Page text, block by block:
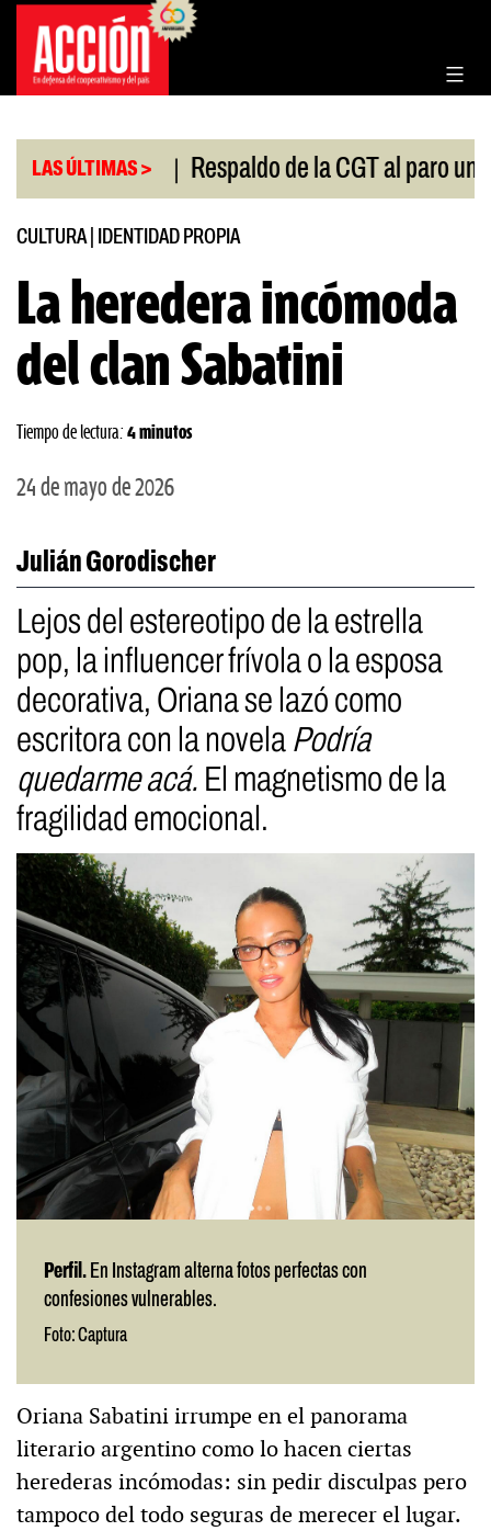
Saltar
contenido
LAS ÚLTIMAS >
| Respaldo de la CGT al paro
CULTURA| IDENTIDAD PROPIA
La heredera incómoda
del clan Sabatini
Tiempo de lectura: 4 minutos
24 de mayo de 2026
Julián Gorodischer
Lejos del estereotipo de la estrella
pop, la influencer frívola o la esposa
decorativa, Oriana se lazó como
escritora con la novela Podría
quedarme acá. El magnetismo de la
fragilidad emocional.
Perfil. En Instagram alterna fotos perfectas con
confesiones vulnerables.
Foto: Captura
Oriana Sabatini irrumpe en el panorama
literario argentino como lo hacen ciertas
herederas incómodas: sin pedir disculpas pero
tampoco del todo seguras de merecer el lugar.